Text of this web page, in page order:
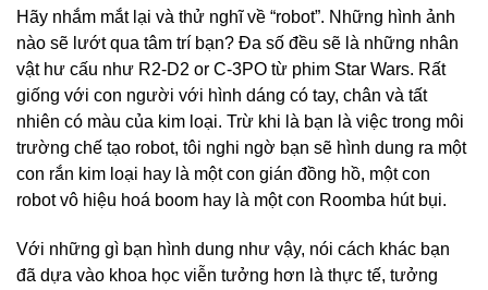
Hãy nhắm mắt lại và thử nghĩ về “robot”. Những hình ảnh
nào sẽ lướt qua tâm trí bạn? Đa số đều sẽ là những nhân
vật hư cấu như R2-D2 or C-3PO từ phim Star Wars. Rất
giống với con người với hình dáng có tay, chân và tất
nhiên có màu của kim loại. Trừ khi là bạn là việc trong môi
trường chế tạo robot, tôi nghi ngờ bạn sẽ hình dung ra một
con rắn kim loại hay là một con gián đồng hồ, một con
robot vô hiệu hoá boom hay là một con Roomba hút bụi.
Với những gì bạn hình dung như vậy, nói cách khác bạn
đã dựa vào khoa học viễn tưởng hơn là thực tế, tưởng